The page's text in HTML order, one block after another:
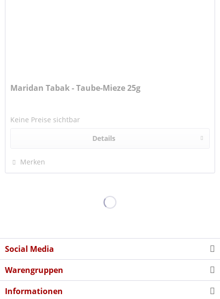
Maridan Tabak - Taube-Mieze 25g
Keine Preise sichtbar
Details
Merken
Social Media
Warengruppen
Informationen